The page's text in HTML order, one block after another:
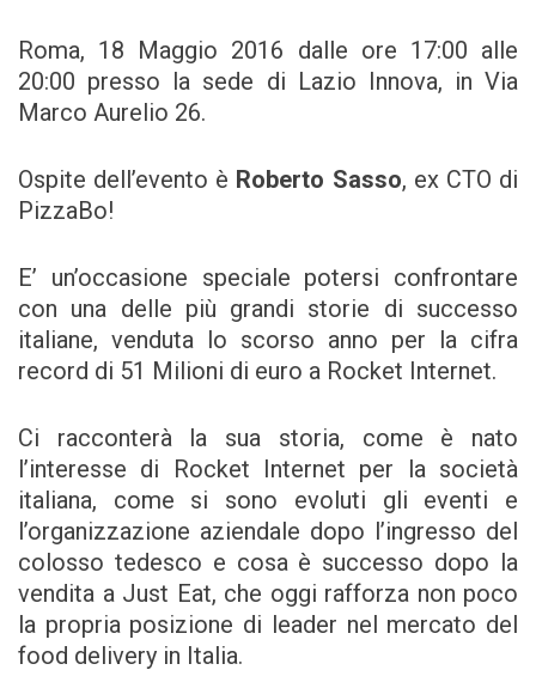
Roma, 18 Maggio 2016 dalle ore 17:00 alle
20:00 presso la sede di Lazio Innova, in Via
Marco Aurelio 26.
Ospite dell’evento è Roberto Sasso, ex CTO di
PizzaBo!
E’ un’occasione speciale potersi confrontare
con una delle più grandi storie di successo
italiane, venduta lo scorso anno per la cifra
record di 51 Milioni di euro a Rocket Internet.
Ci racconterà la sua storia, come è nato
l’interesse di Rocket Internet per la società
italiana, come si sono evoluti gli eventi e
l’organizzazione aziendale dopo l’ingresso del
colosso tedesco e cosa è successo dopo la
vendita a Just Eat, che oggi rafforza non poco
la propria posizione di leader nel mercato del
food delivery in Italia.